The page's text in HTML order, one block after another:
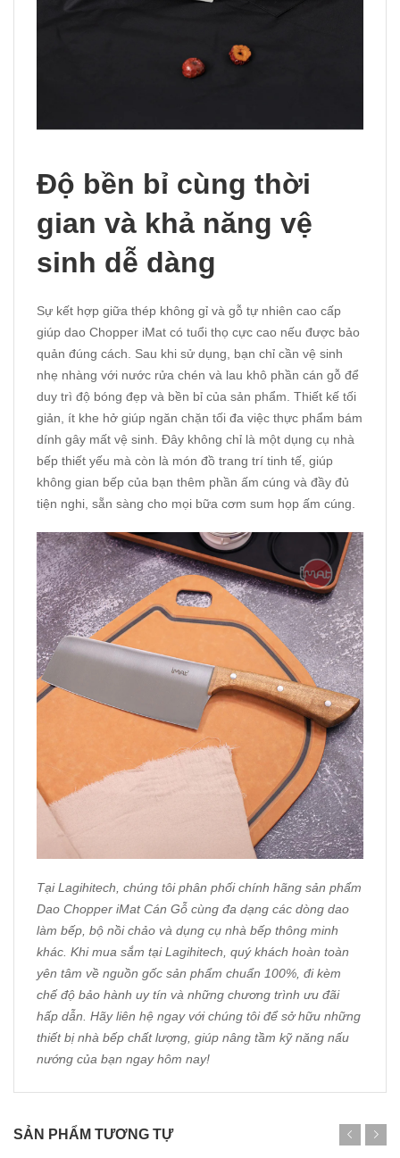
Độ bền bỉ cùng thời
gian và khả năng vệ
sinh dễ dàng
Sự kết hợp giữa thép không gỉ và gỗ tự nhiên cao cấp
giúp dao Chopper iMat có tuổi thọ cực cao nếu được bảo
quản đúng cách. Sau khi sử dụng, bạn chỉ cần vệ sinh
nhẹ nhàng với nước rửa chén và lau khô phần cán gỗ để
duy trì độ bóng đẹp và bền bỉ của sản phẩm. Thiết kế tối
giản, ít khe hở giúp ngăn chặn tối đa việc thực phẩm bám
dính gây mất vệ sinh. Đây không chỉ là một dụng cụ nhà
bếp thiết yếu mà còn là món đồ trang trí tinh tế, giúp
không gian bếp của bạn thêm phần ấm cúng và đầy đủ
tiện nghi, sẵn sàng cho mọi bữa cơm sum họp ấm cúng.
TạiLagihitech , chúng tôi phân phối chính hãng sản phẩm
Dao Chopper iMat Cán Gỗ cùng đa dạng các dòng dao
làm bếp, bộ nồi chảo và dụng cụ nhà bếp thông minh
khác. Khi mua sắm tại Lagihitech, quý khách hoàn toàn
yên tâm về nguồn gốc sản phẩm chuẩn 100%, đi kèm
chế độ bảo hành uy tín và những chương trình ưu đãi
hấp dẫn. Hãy liên hệ ngay với chúng tôi để sở hữu những
thiết bị nhà bếp chất lượng, giúp nâng tầm kỹ năng nấu
nướng của bạn ngay hôm nay!
SẢN PHẨM TƯƠNG TỰ